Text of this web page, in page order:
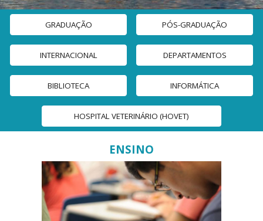
GRADUAÇÃO PÓS-GRADUAÇÃO
INTERNACIONAL DEPARTAMENTOS
BIBLIOTECA INFORMÁTICA
HOSPITAL VETERINÁRIO (HOVET)
ENSINO